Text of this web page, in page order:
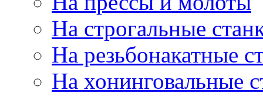
На строгальные
На резьбонакатные
На хонинговальные